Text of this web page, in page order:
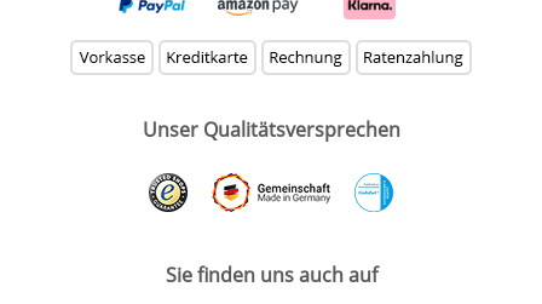
Unser Qualitätsversprechen
Sie finden uns auch auf